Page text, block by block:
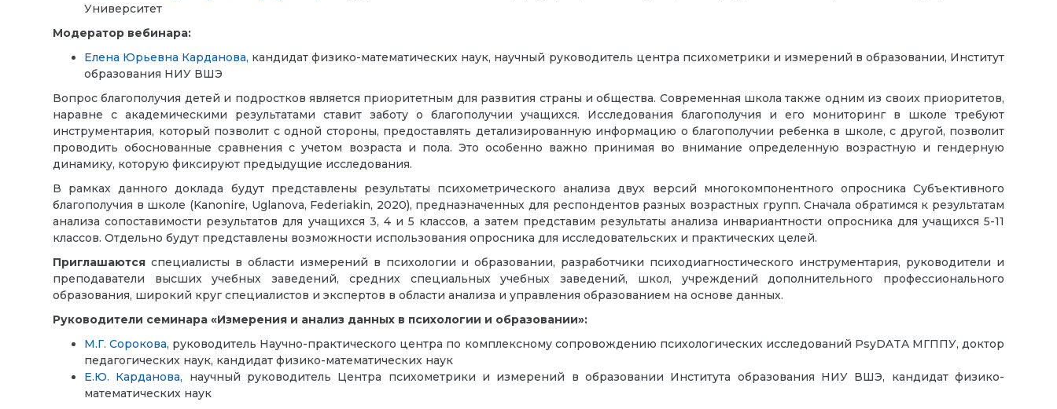
Университет
Модератор вебинара:
Елена Юрьевна Карданова, кандидат физико-математических наук, научный руководитель центра психометрики и измерений в образовании, Институт
образования НИУ ВШЭ
Вопрос благополучия детей и подростков является приоритетным для развития страны и общества. Современная школа также одним из своих приоритетов,
наравне с академическими результатами ставит заботу о благополучии учащихся. Исследования благополучия и его мониторинг в школе требуют
инструментария, который позволит с одной стороны, предоставлять детализированную информацию о благополучии ребенка в школе, с другой, позволит
проводить обоснованные сравнения с учетом возраста и пола. Это особенно важно принимая во внимание определенную возрастную и гендерную
динамику, которую фиксируют предыдущие исследования.
В рамках данного доклада будут представлены результаты психометрического анализа двух версий многокомпонентного опросника Субъективного
благополучия в школе (Kanonire, Uglanova, Federiakin, 2020), предназначенных для респондентов разных возрастных групп. Сначала обратимся к результатам
анализа сопоставимости результатов для учащихся 3, 4 и 5 классов, а затем представим результаты анализа инвариантности опросника для учащихся 5-11
классов. Отдельно будут представлены возможности использования опросника для исследовательских и практических целей.
Приглашаются специалисты в области измерений в психологии и образовании, разработчики психодиагностического инструментария, руководители и
преподаватели высших учебных заведений, средних специальных учебных заведений, школ, учреждений дополнительного профессионального
образования, широкий круг специалистов и экспертов в области анализа и управления образованием на основе данных.
Руководители семинара «Измерения и анализ данных в психологии и образовании»:
М.Г. Сорокова, руководитель Научно-практического центра по комплексному сопровождению психологических исследований PsyDATA МГППУ, доктор
педагогических наук, кандидат физико-математических наук
Е.Ю. Карданова,
научный руководитель Центра психометрики и измерений в образовании Института образования НИУ ВШЭ, кандидат физико-
математических наук